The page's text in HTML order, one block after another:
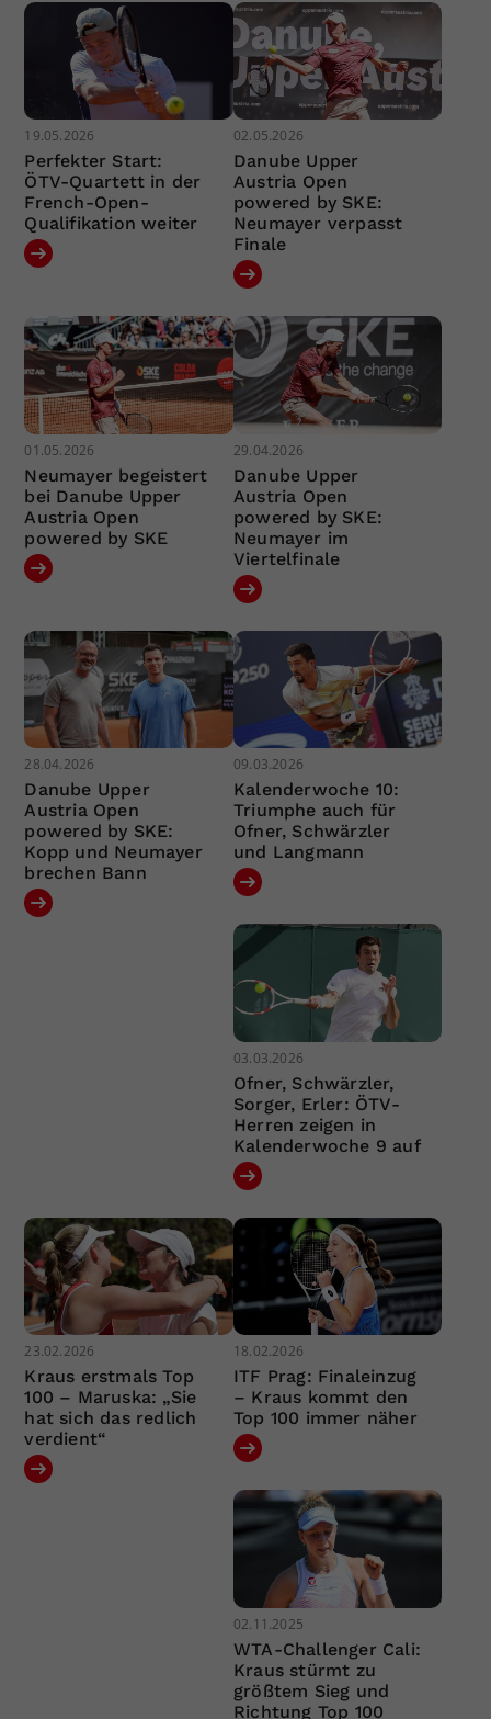
19.05.2026
Perfekter Start:
ÖTV-Quartett in der
French-Open-
Qualifikation weiter
02.05.2026
Danube Upper
Austria Open
powered by SKE:
Neumayer verpasst
Finale
01.05.2026
Neumayer begeistert
bei Danube Upper
Austria Open
powered by SKE
29.04.2026
Danube Upper
Austria Open
powered by SKE:
Neumayer im
Viertelfinale
28.04.2026
Danube Upper
Austria Open
powered by SKE:
Kopp und Neumayer
brechen Bann
09.03.2026
Kalenderwoche 10:
Triumphe auch für
Ofner, Schwärzler
und Langmann
03.03.2026
Ofner, Schwärzler,
Sorger, Erler: ÖTV-
Herren zeigen in
Kalenderwoche 9 auf
23.02.2026
Kraus erstmals Top
100 – Maruska: „Sie
hat sich das redlich
verdient“
18.02.2026
ITF Prag: Finaleinzug
– Kraus kommt den
Top 100 immer näher
02.11.2025
WTA-Challenger Cali:
Kraus stürmt zu
größtem Sieg und
Richtung Top 100